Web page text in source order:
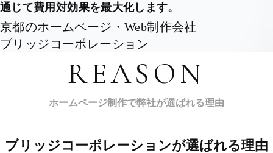
通じて費用対効果を最大化します。
京都のホームページ・Web制作会社
ブリッジコーポレーション
REASON
ホームページ制作で弊社が選ばれる理由
ブリッジコーポレーションが選ばれる理由